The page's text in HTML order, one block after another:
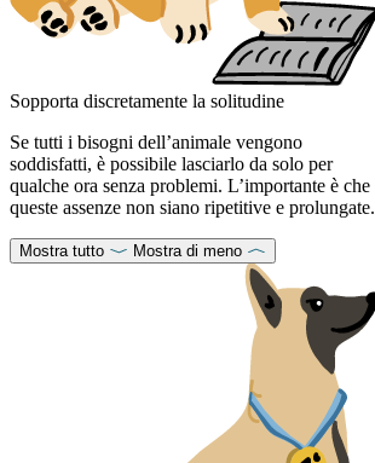
Sopporta discretamente la solitudine
Se tutti i bisogni dell’animale vengono
soddisfatti, è possibile lasciarlo da solo per
qualche ora senza problemi. L’importante è che
queste assenze non siano ripetitive e prolungate.
Mostra tutto Mostra di meno